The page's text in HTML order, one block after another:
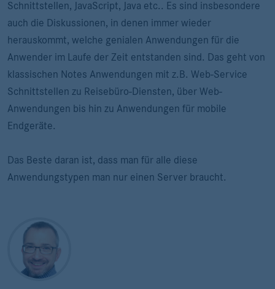
Schnittstellen, JavaScript, Java etc.. Es sind insbesondere
auch die Diskussionen, in denen immer wieder
herauskommt, welche genialen Anwendungen für die
Anwender im Laufe der Zeit entstanden sind. Das geht von
klassischen Notes Anwendungen mit z.B. Web-Service
Schnittstellen zu Reisebüro-Diensten, über Web-
Anwendungen bis hin zu Anwendungen für mobile
Endgeräte.
Das Beste daran ist, dass man für alle diese
Anwendungstypen man nur einen Server braucht.